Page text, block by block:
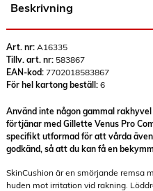
Beskrivning
Art. nr: A16335
Tillv. art. nr: 583867
EAN-kod: 7702018583867
För hel kartong beställ: 6
Använd inte någon gammal
förtjänar med Gillette Venus Pro
specifikt utformad för att vårda
godkänd, så att du kan få en
SkinCushion är en smörjande remsa
huden mot irritation vid rakning.